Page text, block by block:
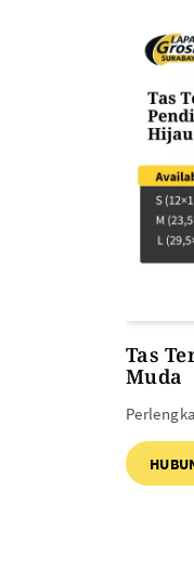
ALAT PEMANAS
Tas
Muda